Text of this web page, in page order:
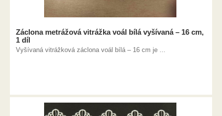
Záclona metrážová vitrážka voál bílá vyšívaná – 16 cm,
1 díl
Vyšívaná vitrážková záclona voál bílá – 16 cm je ...